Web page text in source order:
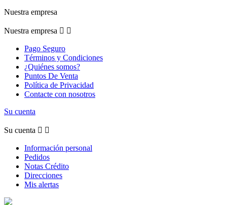
Nuestra empresa
Nuestra empresa  
Pago Seguro
Términos y Condiciones
¿Quiénes somos?
Puntos De Venta
Política de Privacidad
Contacte con nosotros
Su cuenta
Su cuenta  
Información personal
Pedidos
Notas Crédito
Direcciones
Mis alertas